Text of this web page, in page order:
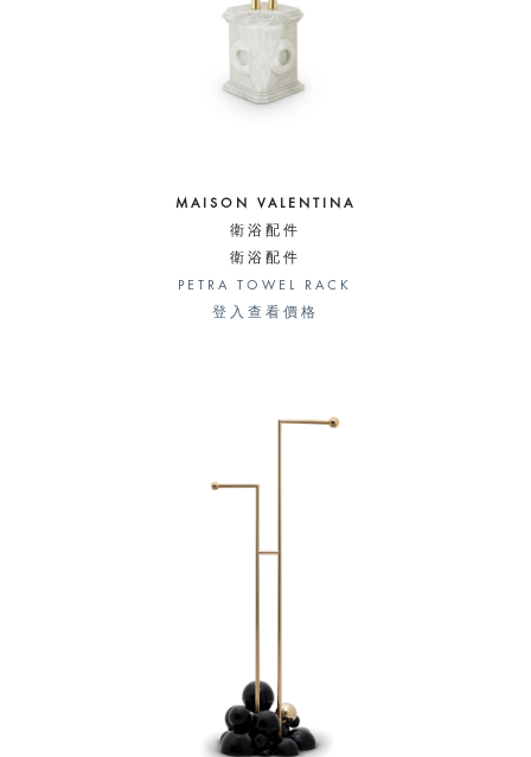
MAISON VALENTINA
衛浴配件
衛浴配件
PETRA TOWEL RACK
登入查看價格